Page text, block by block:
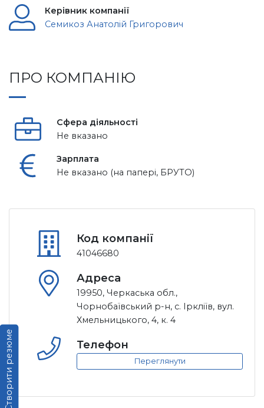
Створити резюме
Керівник компанії
Семикоз Анатолій Григорович
ПРО КОМПАНІЮ
Сфера діяльності
Не вказано
Зарплата
Не вказано (на папері, БРУТО)
Код компанії
41046680
Адреса
19950, Черкаська обл.,
Чорнобаївський р-н, с. Іркліїв, вул.
Хмельницького, 4, к. 4
Телефон
Переглянути